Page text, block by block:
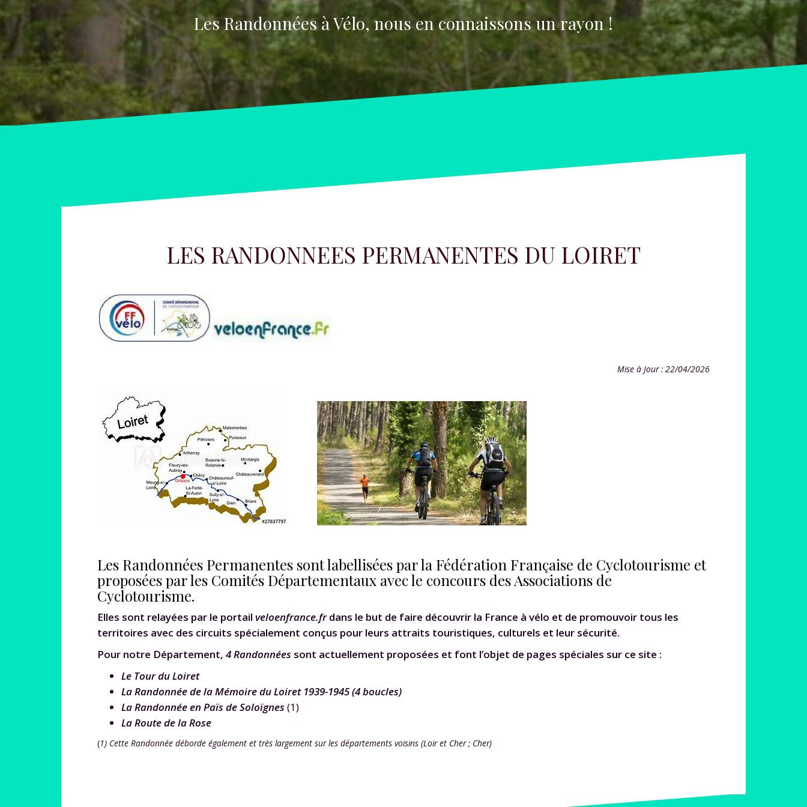
Les Randonnées à Vélo, nous en connaissons un rayon !
LES RANDONNEES PERMANENTES DU LOIRET
Mise à Jour : 22/04/2026
Les Randonnées Permanentes sont labellisées par la Fédération Française de Cyclotourisme et
proposées par les Comités Départementaux avec le concours des Associations de
Cyclotourisme.
Elles sont relayées par le portail veloenfrance.frdans le but de faire découvrir la France à vélo et de promouvoir tous les
territoires avec des circuits spécialement conçus pour leurs attraits touristiques, culturels et leur sécurité.
Pour notre Département, 4Randonnées sont actuellement proposées et font l’objet de pages spéciales sur ce site :
Le Tour du Loiret
La Randonnée de la Mémoire du Loiret 1939-1945 (4 boucles)
La Randonnée en Païs de Soloïgnes(1)
La Route de la Rose
(1) Cette Randonnée déborde également et très largement sur les départements voisins (Loir et Cher ; Cher)